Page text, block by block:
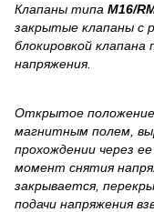
Клапаны типа M16/
закрытые клапаны с
блокировкой
напряжения.
Открытое положение
магнитным полем,
прохождении через
момент снятия
закрывается,
подачи напряжения